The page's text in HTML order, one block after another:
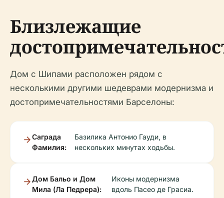
Близлежащие
Дом с Шипами расположен рядом с
несколькими другими шедеврами модернизма и
достопримечательностями Барселоны:
Саграда
Фамилия:
Базилика Антонио Гауди, в
нескольких минутах ходьбы.
Дом Бальо и Дом
Мила (Ла Педрера):
Иконы модернизма
вдоль Пасео де Грасиа.